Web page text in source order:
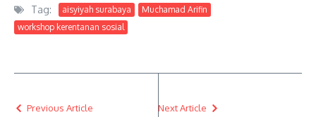
Tag: aisyiyah surabaya
Muchamad Arifin
workshop kerentanan sosial
Previous Article Next Article